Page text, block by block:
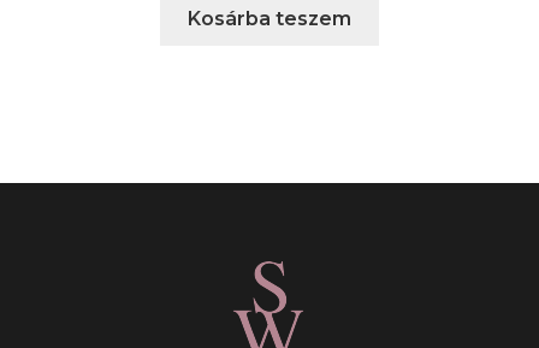
Kosárba teszem